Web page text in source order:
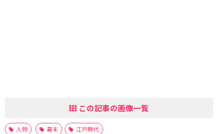
この記事の画像一覧
人物 幕末 江戸時代